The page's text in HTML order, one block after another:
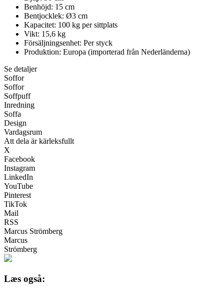
Benhöjd: 15 cm
Bentjocklek: Ø3 cm
Kapacitet: 100 kg per sittplats
Vikt: 15,6 kg
Försäljningsenhet: Per styck
Produktion: Europa (importerad från Nederländerna)
Se detaljer
Soffor
Soffor
Soffpuff
Inredning
Soffa
Design
Vardagsrum
Att dela är kärleksfullt
X
Facebook
Instagram
LinkedIn
YouTube
Pinterest
TikTok
Mail
RSS
Marcus Strömberg
Marcus
Strömberg
Læs også: